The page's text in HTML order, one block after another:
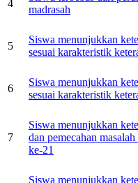
4
madrasah
5
Siswa menunjukkan
sesuai karakteristik
6
Siswa menunjukkan
sesuai karakteristik
7
Siswa menunjukkan
dan pemecahan
ke-21
Siswa menunjukkan